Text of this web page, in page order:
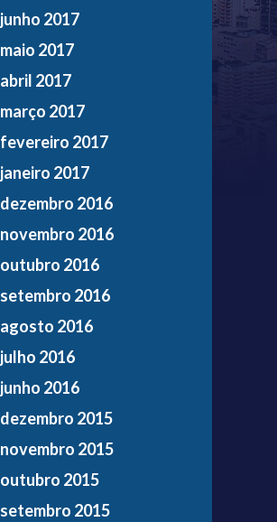
junho 2017
maio 2017
abril 2017
março 2017
fevereiro 2017
janeiro 2017
dezembro 2016
novembro 2016
outubro 2016
setembro 2016
agosto 2016
julho 2016
junho 2016
dezembro 2015
novembro 2015
outubro 2015
setembro 2015